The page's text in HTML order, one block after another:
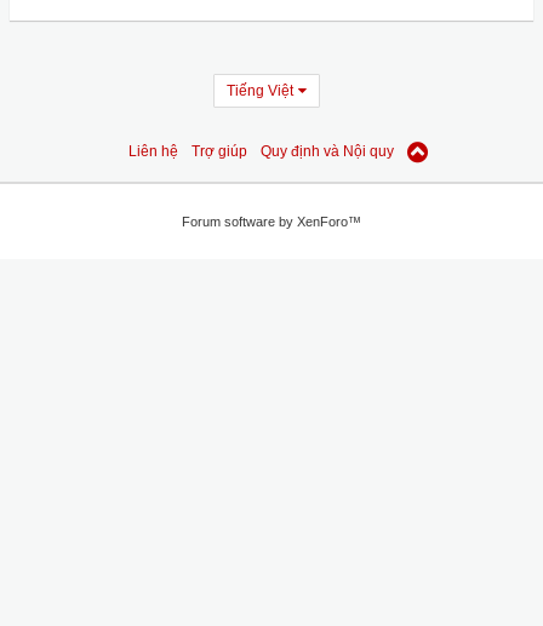
Tiếng Việt
Liên hệ Trợ giúp Quy định và Nội quy
Forum software by XenForo™